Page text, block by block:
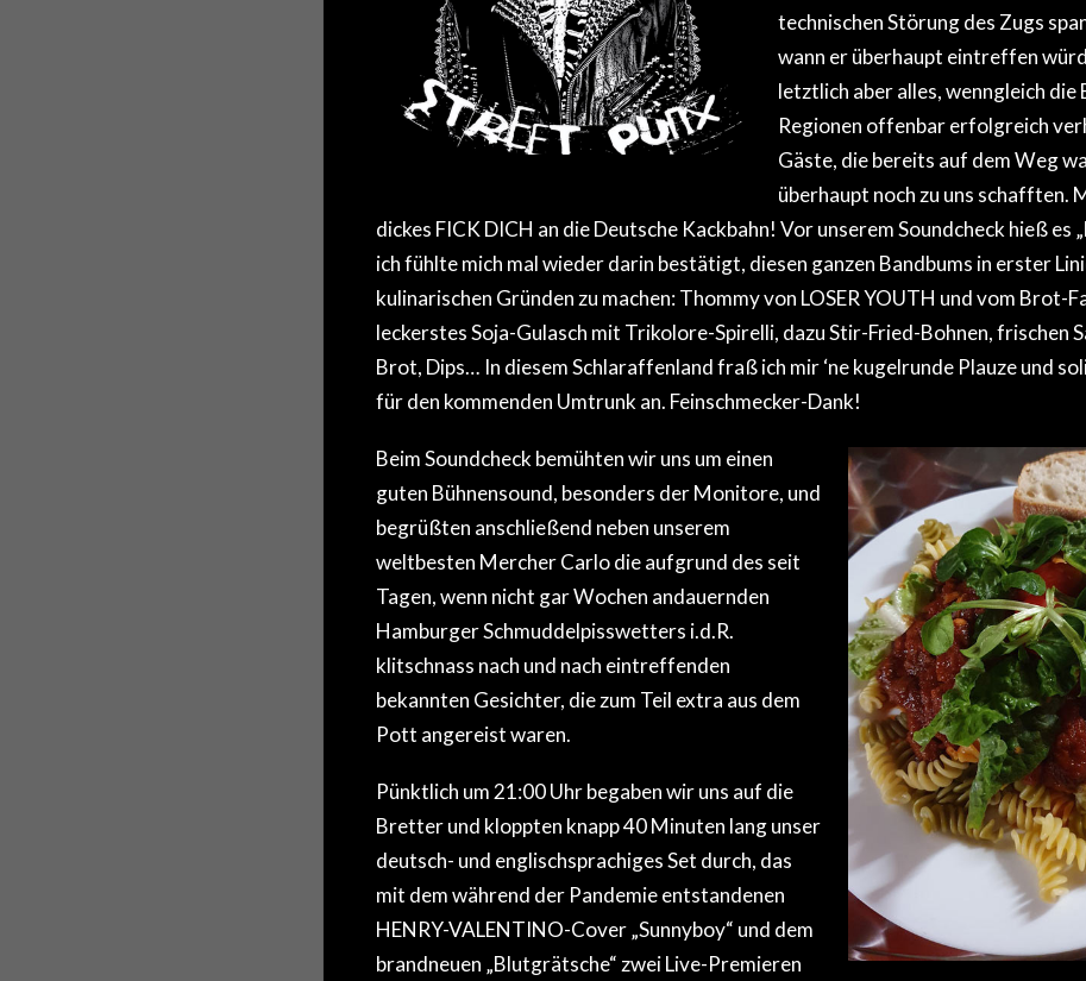
technischen Störung des Zugs
wann er überhaupt eintreffen
letztlich aber alles, wenngleich die
Regionen offenbar erfolgreich
Gäste, die bereits auf dem Weg
überhaupt noch zu uns schafften.
dickes FICK DICH an die Deutsche Kackbahn! Vor unserem Soundcheck hieß es
ich fühlte mich mal wieder darin bestätigt, diesen ganzen Bandbums in erster
kulinarischen Gründen zu machen: Thommy von LOSER YOUTH und vom Brot-
leckerstes Soja-Gulasch mit Trikolore-Spirelli, dazu Stir-Fried-Bohnen, frischen
Brot, Dips… In diesem Schlaraffenland fraß ich mir ‘ne kugelrunde Plauze und
für den kommenden Umtrunk an. Feinschmecker-Dank!
Beim Soundcheck bemühten wir uns um einen
guten Bühnensound, besonders der Monitore, und
begrüßten anschließend neben unserem
weltbesten Mercher Carlo die aufgrund des seit
Tagen, wenn nicht gar Wochen andauernden
Hamburger Schmuddelpisswetters i.d.R.
klitschnass nach und nach eintreffenden
bekannten Gesichter, die zum Teil extra aus dem
Pott angereist waren.
Pünktlich um 21:00 Uhr begaben wir uns auf die
Bretter und kloppten knapp 40 Minuten lang unser
deutsch- und englischsprachiges Set durch, das
mit dem während der Pandemie entstandenen
HENRY-VALENTINO-Cover „Sunnyboy“ und dem
brandneuen „Blutgrätsche“ zwei Live-Premieren